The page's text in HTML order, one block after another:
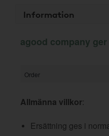
Information
agood company
Order
Allmänna villkor:
Ersättning ges i